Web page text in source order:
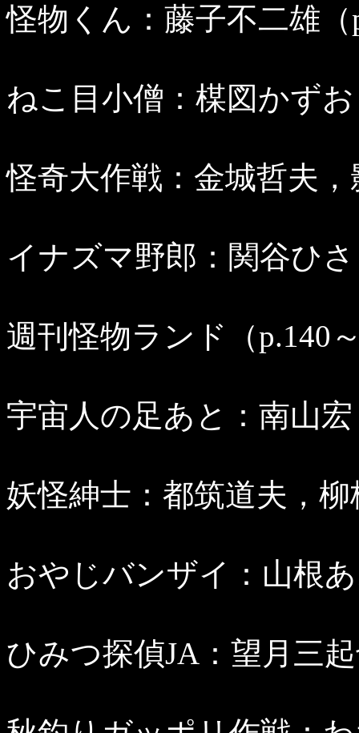
怪物くん：藤子不二雄（
ねこ目小僧：楳図かず
怪奇大作戦：金城哲夫
イナズマ野郎：関谷ひ
週刊怪物ランド（p.140
宇宙人の足あと：南山宏
妖怪紳士：都筑道夫，柳
おやじバンザイ：山根
ひみつ探偵JA：望月三